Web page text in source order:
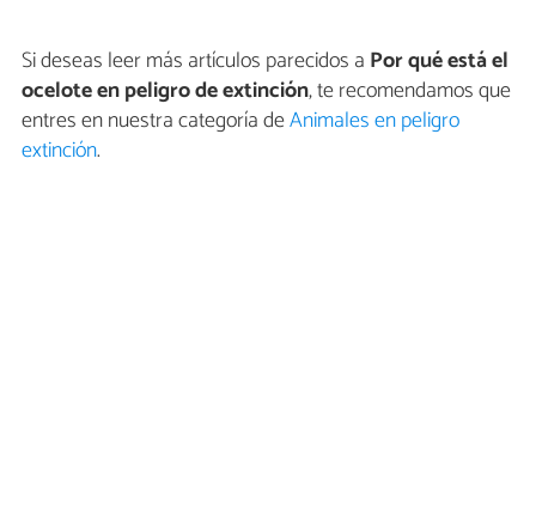
Si deseas leer más artículos parecidos a Por qué está el
ocelote en peligro de extinción, te recomendamos que
entres en nuestra categoría deAnimales en peligro
extinción.